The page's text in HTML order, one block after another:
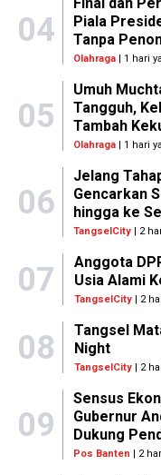
04
Final dan
Piala
Tanpa
Olahraga | 1 hari
05
Umuh
Tangguh,
Tambah
Olahraga | 1 hari
06
Jelang
Gencarkan
hingga ke
TangselCity | 2
07
Anggota
Usia Alami
TangselCity| 2
08
Tangsel
Night
TangselCity| 2
09
Sensus
Gubernur
Dukung
Pos Banten | 2